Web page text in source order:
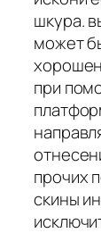
шкура.
может
при
прочих
скины